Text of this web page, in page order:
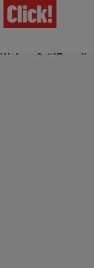
Ultima Oră!Trending